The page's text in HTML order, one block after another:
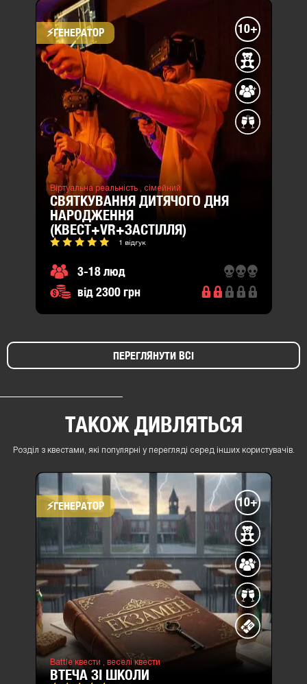
⚡​ГЕНЕРАТОР
Віртуальна реальність , сімейний
СВЯТКУВАННЯ ДИТЯЧОГО ДНЯ
НАРОДЖЕННЯ
(КВЕСТ+VR+ЗАСТІЛЛЯ)
1 відгук
від 2300 грн
ТАКОЖ ДИВЛЯТЬСЯ
Розділ з квестами, які популярні у перегляді серед інших користувачів.
⚡​ГЕНЕРАТОР 10+
Battle квести ,веселі квести
ВТЕЧА ЗІ ШКОЛИ
2 відгука